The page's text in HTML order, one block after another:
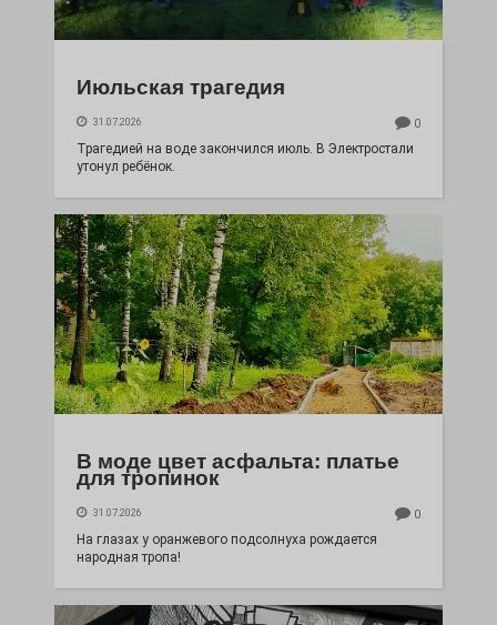
Июльская трагедия
31.07.2026 0
Трагедией на воде закончился июль. В Электростали
утонул ребёнок.
В моде цвет асфальта: платье
для тропинок
31.07.2026 0
На глазах у оранжевого подсолнуха рождается
народная тропа!